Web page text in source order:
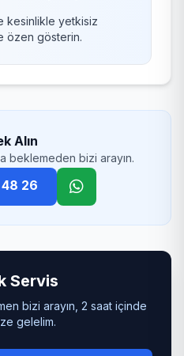
kesinlikle yetkisiz
özen gösterin.
Alın
beklemeden bizi arayın.
26
Servis
bizi arayın, 2 saat içinde
gelelim.